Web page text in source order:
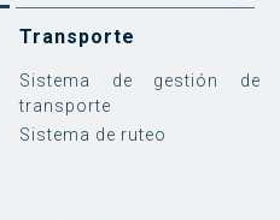
Transporte
Sistema de gestión de
transporte
Sistema de ruteo